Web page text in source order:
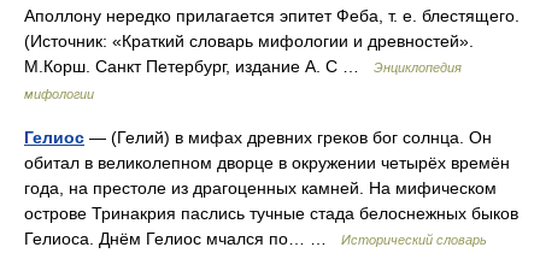
Аполлону нередко прилагается эпитет Феба, т. е. блестящего.
(Источник: «Краткий словарь мифологии и древностей».
М.Корш. Санкт Петербург, издание А. С …
Энциклопедия
мифологии
Гелиос — (Гелий) в мифах древних греков бог солнца. Он
обитал в великолепном дворце в окружении четырёх времён
года, на престоле из драгоценных камней. На мифическом
острове Тринакрия паслись тучные стада белоснежных быков
Гелиоса. Днём Гелиос мчался по… …
Исторический словарь